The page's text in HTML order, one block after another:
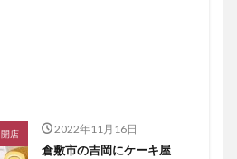
開店 2022年11月16日
倉敷市の吉岡にケーキ屋